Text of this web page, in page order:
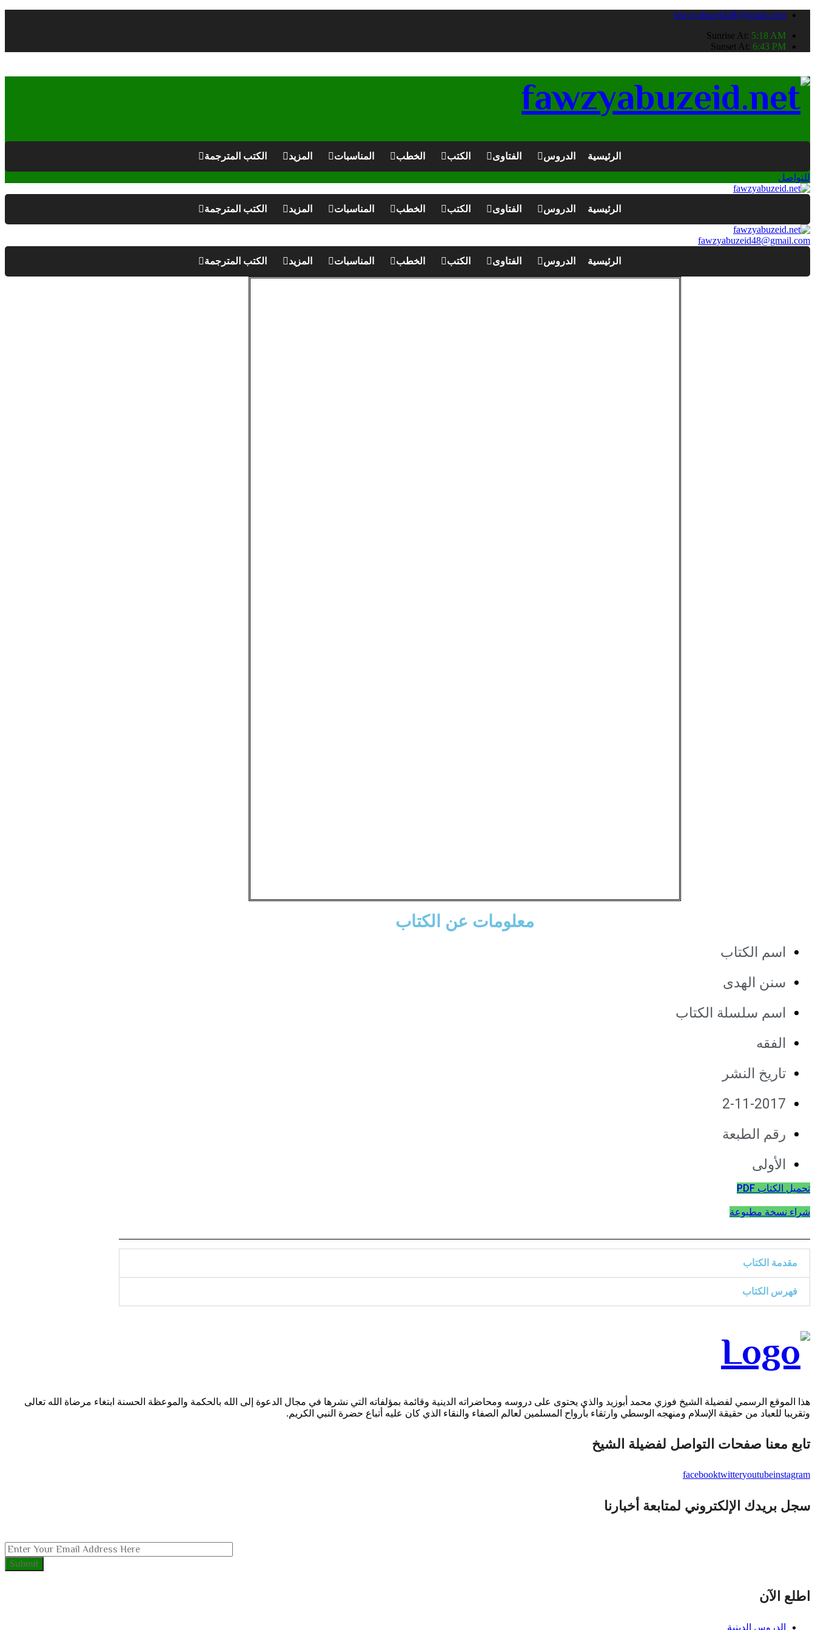
fawzyabuzeid48@gmail.com
Sunrise At: 5:18 AM
Sunset At: 6:43 PM
الرئيسية الدروس الفتاوى الكتب الخطب المناسبات المزيد الكتب المترجمة
للتواصل
الرئيسية الدروس الفتاوى الكتب الخطب المناسبات المزيد الكتب المترجمة
fawzyabuzeid48@gmail.com
الرئيسية
الدروس الفتاوى الكتب الخطب المناسبات المزيد الكتب المترجمة
معلومات عن الكتاب
اسم الكتاب
سنن الهدى
اسم سلسلة الكتاب
الفقه
تاريخ النشر
2-11-2017
رقم الطبعة
الأولى
تحميل الكتاب PDF
شراء نسخة مطبوعة
مقدمة الكتاب
فهرس الكتاب
هذا الموقع الرسمي لفضيلة الشيخ فوزي محمد أبوزيد والذي يحتوى على دروسه ومحاضراته الدينية وقائمة بمؤلفاته التي نشرها في مجال الدعوة إلى الله بالحكمة والموعظة الحسنة ابتغاء مرضاة الله تعالى
وتقريبا للعباد من حقيقة الإسلام ومنهجه الوسطي وارتقاء بأرواح المسلمين لعالم الصفاء والنقاء الذي كان عليه أتباع حضرة النبي الكريم.
تابع معنا صفحات التواصل لفضيلة الشيخ
facebooktwitteryoutubeinstagram
سجل بريدك الإلكتروني لمتابعة أخبارنا
اطلع الآن
الدروس الدينية